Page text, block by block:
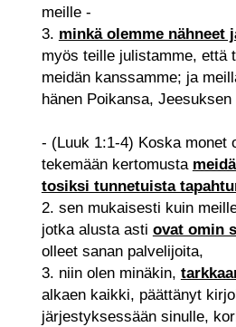
meille -
3. minkä olemme nähneet
myös teille julistamme, että
meidän kanssamme; ja
hänen Poikansa,
- (Luuk 1:1-4) Koska monet
tekemään kertomusta
tosiksi tunnetuista
2. sen mukaisesti kuin
jotka alusta asti ovat omin
olleet sanan palvelijoita,
3. niin olen minäkin,
alkaen kaikki, päättänyt
järjestyksessään sinulle,